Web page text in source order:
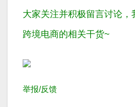
大家关注并积极留言讨论，
跨境电商的相关干货~
举报/反馈